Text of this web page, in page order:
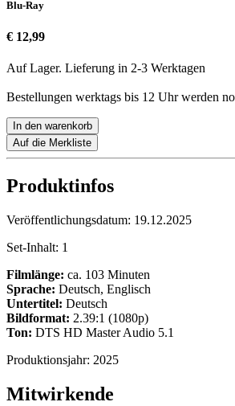
Blu-Ray
€ 12,99
Auf Lager. Lieferung in 2-3 Werktagen
Bestellungen werktags bis 12 Uhr werden
In den warenkorb
Auf die Merkliste
Produktinfos
Veröffentlichungsdatum: 19.12.2025
Set-Inhalt: 1
Filmlänge: ca. 103 Minuten
Sprache: Deutsch, Englisch
Untertitel: Deutsch
Bildformat: 2.39:1 (1080p)
Ton: DTS HD Master Audio 5.1
Produktionsjahr: 2025
Mitwirkende